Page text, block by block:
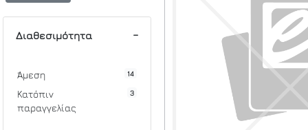
Διαθεσιμότητα
Άμεση 14
Κατόπιν
παραγγελίας
3